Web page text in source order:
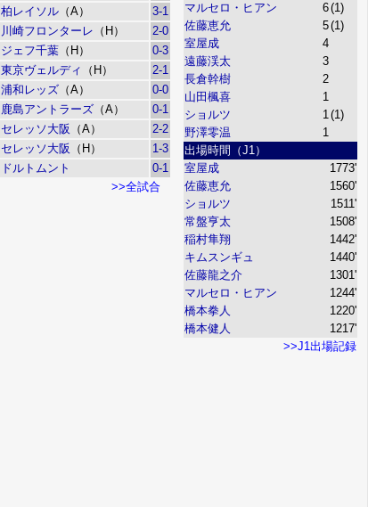
柏レイソル （A）
3-1
川崎フロンターレ （H）
2-0
ジェフ千葉 （H）
0-3
東京ヴェルディ （H）
2-1
浦和レッズ （A）
0-0
鹿島アントラーズ （A）
0-1
セレッソ大阪 （A）
2-2
セレッソ大阪 （H）
1-3
ドルトムント
0-1
>>全試合
マルセロ・ヒアン
6(1)
佐藤恵允
5(1)
室屋成
4
遠藤渓太
3
長倉幹樹
2
山田楓喜
1
ショルツ
1(1)
野澤零温
1
出場時間（J1）
室屋成
1773'
佐藤恵允
1560'
ショルツ
1511'
常盤亨太
1508'
稲村隼翔
1442'
キムスンギュ
1440'
佐藤龍之介
1301'
マルセロ・ヒアン
1244'
橋本拳人
1220'
橋本健人
1217'
>>J1出場記録